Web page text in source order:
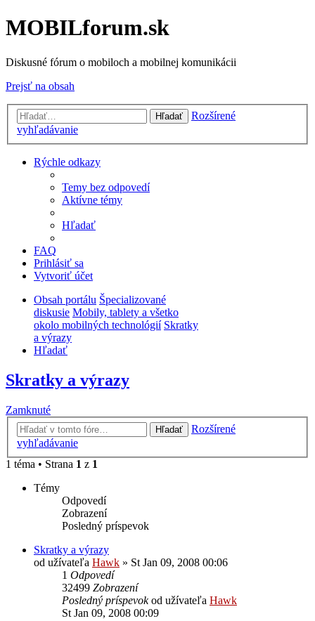
MOBILforum.sk
Diskusné fórum o mobiloch a mobilnej komunikácii
Prejsť na obsah
Hľadať
Rozšírené
vyhľadávanie
Rýchle odkazy
Temy bez odpovedí
Aktívne témy
Hľadať
FAQ
Prihlásiť sa
Vytvoriť účet
Obsah portálu Špecializované
diskusie Mobily, tablety a všetko
okolo mobilných technológií Skratky
a výrazy
Hľadať
Skratky a výrazy
Zamknuté
Hľadať
Rozšírené
vyhľadávanie
1 téma • Strana 1 z 1
Témy
Odpovedí
Zobrazení
Posledný príspevok
Skratky a výrazy
od užívateľa Hawk » St Jan 09, 2008 00:06
1 Odpovedí
32499 Zobrazení
Posledný príspevokod užívateľa Hawk
St Jan 09, 2008 00:09